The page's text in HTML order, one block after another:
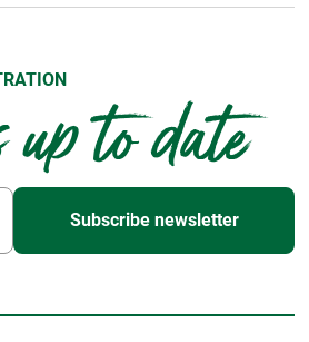
to date
Subscribe newsletter